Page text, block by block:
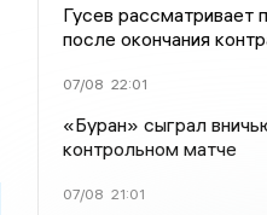
Гусев
после окончания
07/08 22:01
«Буран» сыграл
контрольном матче
07/08 21:01